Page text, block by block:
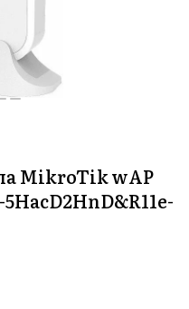
MikroTik wAP